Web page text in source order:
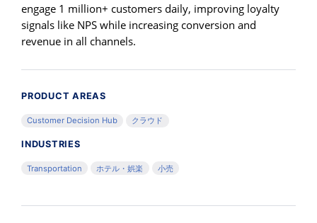
engage 1 million+ customers daily, improving loyalty
signals like NPS while increasing conversion and
revenue in all channels.
PRODUCT AREAS
Customer Decision Hub クラウド
INDUSTRIES
Transportation ホテル・娯楽 小売